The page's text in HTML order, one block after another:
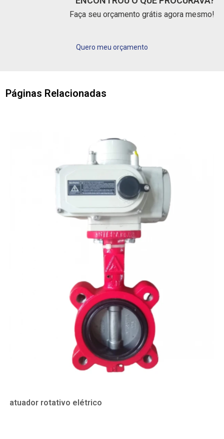
Faça seu orçamento grátis agora mesmo!
Quero meu orçamento
Páginas Relacionadas
atuador rotativo elétrico